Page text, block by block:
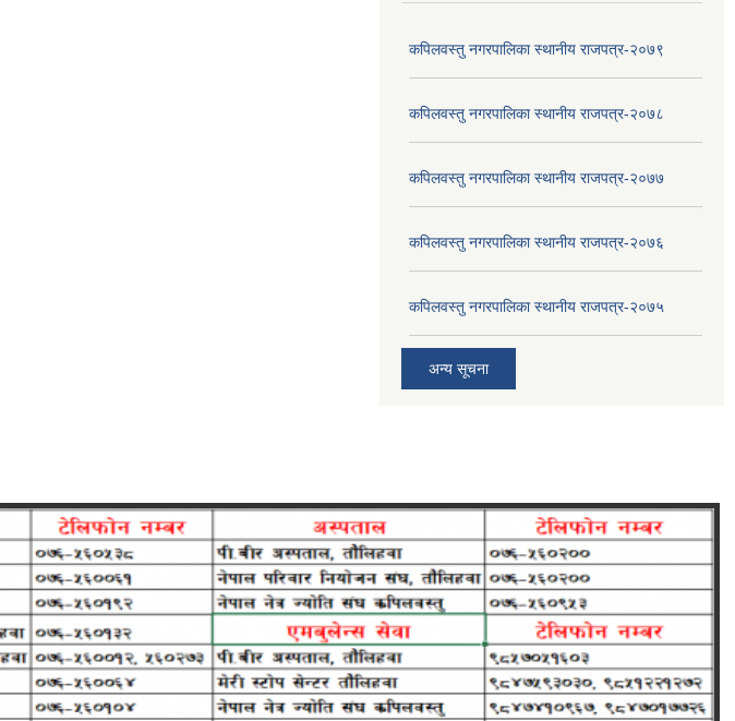
कपिलवस्तु नगरपालिका स्थानीय राजपत्र-२०७९
कपिलवस्तु नगरपालिका स्थानीय राजपत्र-२०७८
कपिलवस्तु नगरपालिका स्थानीय राजपत्र-२०७७
कपिलवस्तु नगरपालिका स्थानीय राजपत्र-२०७६
कपिलवस्तु नगरपालिका स्थानीय राजपत्र-२०७५
अन्य सूचना